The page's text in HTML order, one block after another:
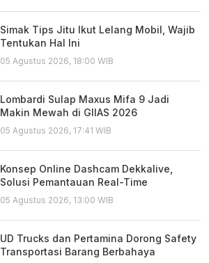
Simak Tips Jitu Ikut Lelang Mobil, Wajib
Tentukan Hal Ini
05 Agustus 2026, 18:00 WIB
Lombardi Sulap Maxus Mifa 9 Jadi
Makin Mewah di GIIAS 2026
05 Agustus 2026, 17:41 WIB
Konsep Online Dashcam Dekkalive,
Solusi Pemantauan Real-Time
05 Agustus 2026, 13:00 WIB
UD Trucks dan Pertamina Dorong Safety
Transportasi Barang Berbahaya